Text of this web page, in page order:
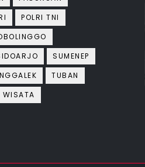
POLRI TNI
SUMENEP
TUBAN
WISATA